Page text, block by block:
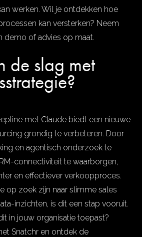
werken. Wil je ontdekken hoe
kan versterken? Neem
demo of advies op maat.
de slag met
met Claude biedt een nieuwe
grondig te verbeteren. Door
en agentisch onderzoek te
connectiviteit te waarborgen,
en effectiever verkoopproces.
op zoek zijn naar slimme sales
inzichten, is dit een stap vooruit.
in jouw organisatie toepast?
Snatchr en ontdek de